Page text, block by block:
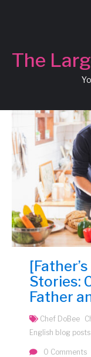
The
Stories:
Father
Chef DoBee
English blog posts
0 Comments